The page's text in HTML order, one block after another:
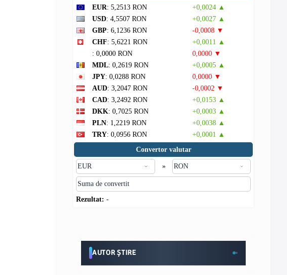
EUR: 5,2513 RON
+0,0024 ▲
USD: 4,5507 RON
+0,0027 ▲
GBP: 6,1236 RON
-0,0008 ▼
CHF: 5,6221 RON
+0,0011 ▲
: 0,0000 RON
0,0000 ▼
MDL: 0,2619 RON
+0,0005 ▲
JPY: 0,0288 RON
0,0000 ▼
AUD: 3,2047 RON
-0,0002 ▼
CAD: 3,2492 RON
+0,0153 ▲
DKK: 0,7025 RON
+0,0003 ▲
PLN: 1,2219 RON
+0,0038 ▲
TRY: 0,0956 RON
+0,0001 ▲
Convertor valutar
»
Rezultat: -
AUTOR ȘTIRE